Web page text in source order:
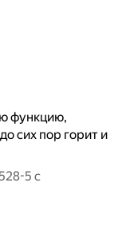
функцию,
сих пор горит и
5 с